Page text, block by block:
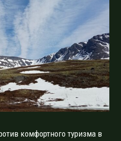
комфортного туризма в